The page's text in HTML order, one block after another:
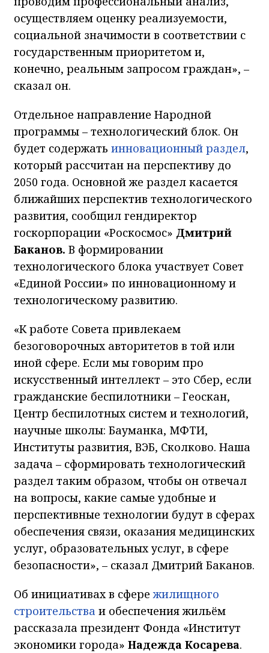
осуществляем оценку реализуемости,
социальной значимости в соответствии с
государственным приоритетом и,
конечно, реальным запросом граждан», –
сказал он.
Отдельное направление Народной
программы – технологический блок. Он
будет содержать инновационный раздел,
который рассчитан на перспективу до
2050 года. Основной же раздел касается
ближайших перспектив технологического
развития, сообщил гендиректор
госкорпорации «Роскосмос» Дмитрий
Баканов. В формировании
технологического блока участвует Совет
«Единой России» по инновационному и
технологическому развитию.
«К работе Совета привлекаем
безоговорочных авторитетов в той или
иной сфере. Если мы говорим про
искусственный интеллект – это Сбер, если
гражданские беспилотники – Геоскан,
Центр беспилотных систем и технологий,
научные школы: Бауманка, МФТИ,
Институты развития, ВЭБ, Сколково. Наша
задача – сформировать технологический
раздел таким образом, чтобы он отвечал
на вопросы, какие самые удобные и
перспективные технологии будут в сферах
обеспечения связи, оказания медицинских
услуг, образовательных услуг, в сфере
безопасности», – сказал Дмитрий Баканов.
Об инициативах в сфережилищного
строительства и обеспечения жильём
рассказала президент Фонда «Институт
экономики города» Надежда Косарева.